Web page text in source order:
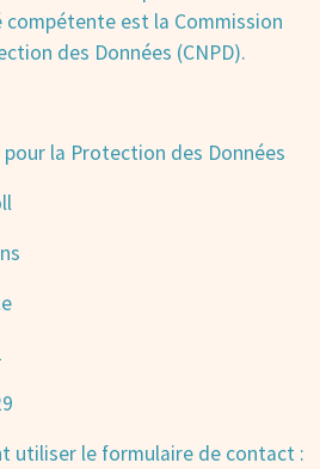
est la Commission
des Données (CNPD).
la Protection des Données
utiliser le formulaire de contact :